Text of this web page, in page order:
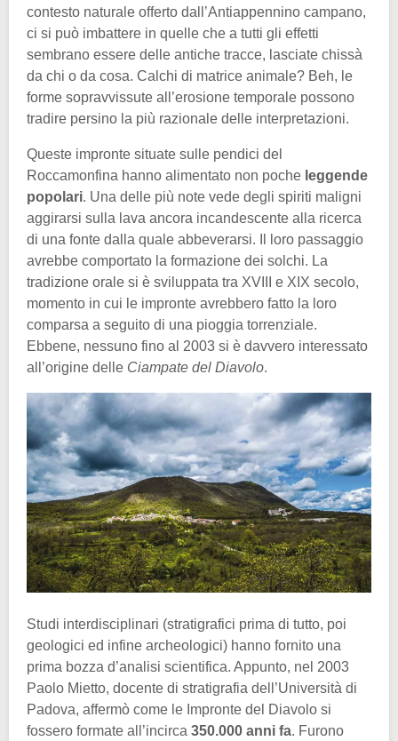
contesto naturale offerto dall’Antiappennino campano,
ci si può imbattere in quelle che a tutti gli effetti
sembrano essere delle antiche tracce, lasciate chissà
da chi o da cosa. Calchi di matrice animale? Beh, le
forme sopravvissute all’erosione temporale possono
tradire persino la più razionale delle interpretazioni.
Queste impronte situate sulle pendici del
Roccamonfina hanno alimentato non poche leggende
popolari. Una delle più note vede degli spiriti maligni
aggirarsi sulla lava ancora incandescente alla ricerca
di una fonte dalla quale abbeverarsi. Il loro passaggio
avrebbe comportato la formazione dei solchi. La
tradizione orale si è sviluppata tra XVIII e XIX secolo,
momento in cui le impronte avrebbero fatto la loro
comparsa a seguito di una pioggia torrenziale.
Ebbene, nessuno fino al 2003 si è davvero interessato
all’origine delle Ciampate del Diavolo.
Studi interdisciplinari (stratigrafici prima di tutto, poi
geologici ed infine archeologici) hanno fornito una
prima bozza d’analisi scientifica. Appunto, nel 2003
Paolo Mietto, docente di stratigrafia dell’Università di
Padova, affermò come le Impronte del Diavolo si
fossero formate all’incirca 350.000 anni fa. Furono